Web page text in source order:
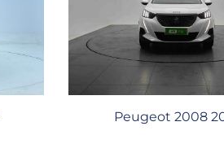
Peugeot 2008